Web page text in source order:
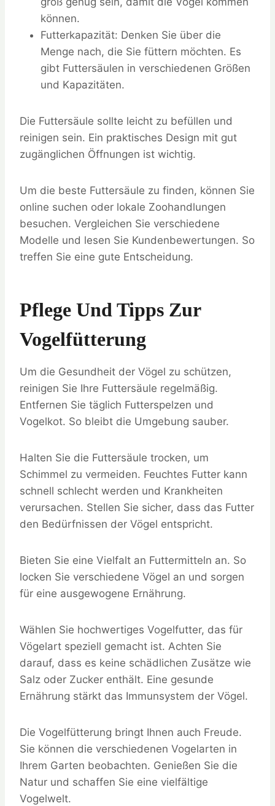
können.
Futterkapazität: Denken Sie über die
Menge nach, die Sie füttern möchten. Es
gibt Futtersäulen in verschiedenen Größen
und Kapazitäten.
Die Futtersäule sollte leicht zu befüllen und
reinigen sein. Ein praktisches Design mit gut
zugänglichen Öffnungen ist wichtig.
Um die beste Futtersäule zu finden, können Sie
online suchen oder lokale Zoohandlungen
besuchen. Vergleichen Sie verschiedene
Modelle und lesen Sie Kundenbewertungen. So
treffen Sie eine gute Entscheidung.
Pflege Und Tipps Zur
Vogelfütterung
Um die Gesundheit der Vögel zu schützen,
reinigen Sie Ihre Futtersäule regelmäßig.
Entfernen Sie täglich Futterspelzen und
Vogelkot. So bleibt die Umgebung sauber.
Halten Sie die Futtersäule trocken, um
Schimmel zu vermeiden. Feuchtes Futter kann
schnell schlecht werden und Krankheiten
verursachen. Stellen Sie sicher, dass das Futter
den Bedürfnissen der Vögel entspricht.
Bieten Sie eine Vielfalt an Futtermitteln an. So
locken Sie verschiedene Vögel an und sorgen
für eine ausgewogene Ernährung.
Wählen Sie hochwertiges Vogelfutter, das für
Vögelart speziell gemacht ist. Achten Sie
darauf, dass es keine schädlichen Zusätze wie
Salz oder Zucker enthält. Eine gesunde
Ernährung stärkt das Immunsystem der Vögel.
Die Vogelfütterung bringt Ihnen auch Freude.
Sie können die verschiedenen Vogelarten in
Ihrem Garten beobachten. Genießen Sie die
Natur und schaffen Sie eine vielfältige
Vogelwelt.